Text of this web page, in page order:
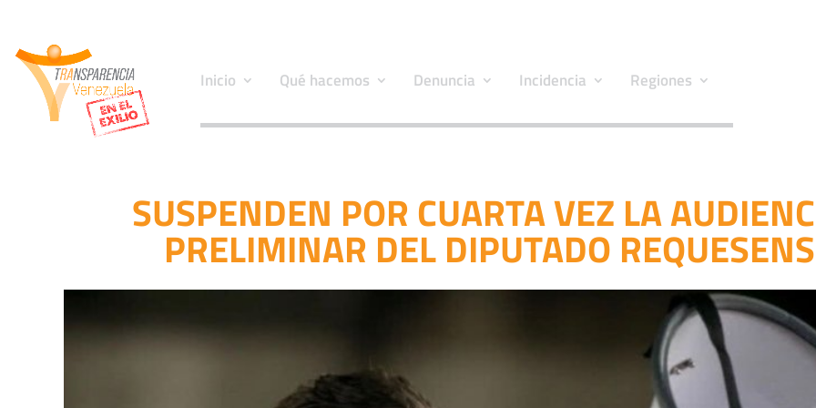
Inicio Qué hacemos Denuncia Incidencia Regiones
SUSPENDEN POR CUARTA VEZ LA
PRELIMINAR DEL DIPUTADO REQUESENS